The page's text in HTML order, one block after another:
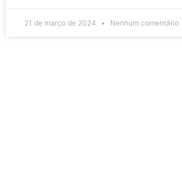
21 de março de 2024 Nenhum comentário